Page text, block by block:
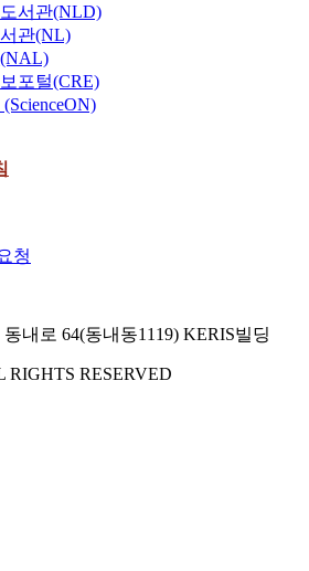
서관(NLD)
관(NL)
포털(CRE)
청
내로 64(동내동1119) KERIS빌딩
RIGHTS RESERVED